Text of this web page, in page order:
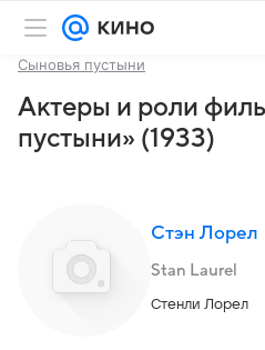
Сыновья пустыни
Актеры и роли
пустыни» (1933)
Стэн Лорел
Stan Laurel
Стенли Лорел